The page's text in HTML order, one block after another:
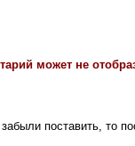
может не
поставить, то